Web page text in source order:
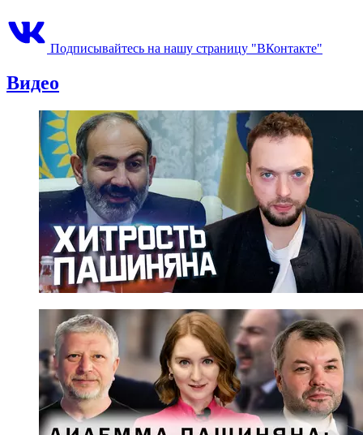
Подписывайтесь на нашу страницу "ВКонтакте"
Видео